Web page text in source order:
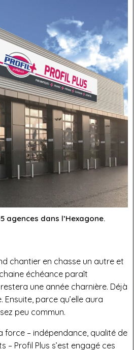
agences dans l’Hexagone.
chantier en chasse un autre et
échéance paraît
restera une année charnière. Déjà
Ensuite, parce qu’elle aura
peu commun.
force – indépendance, qualité de
Profil Plus s’est engagé ces